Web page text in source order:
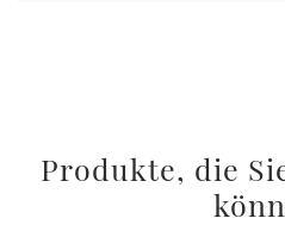
Produkte, die